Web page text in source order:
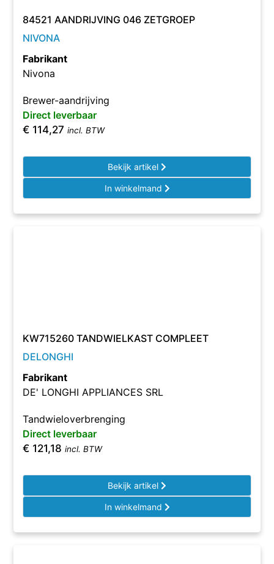
84521 AANDRIJVING 046 ZETGROEP
NIVONA
Fabrikant
Nivona
Brewer-aandrijving
Direct leverbaar
€ 114,27 incl. BTW
Bekijk artikel
In winkelmand
KW715260 TANDWIELKAST COMPLEET
DELONGHI
Fabrikant
DE' LONGHI APPLIANCES SRL
Tandwieloverbrenging
Direct leverbaar
€ 121,18 incl. BTW
Bekijk artikel
In winkelmand